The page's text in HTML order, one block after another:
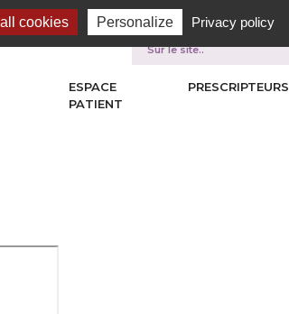
ESPACE
PATIENT
PRESCRIPTEURS
Je recherche
cookies Personalize Privacy policy